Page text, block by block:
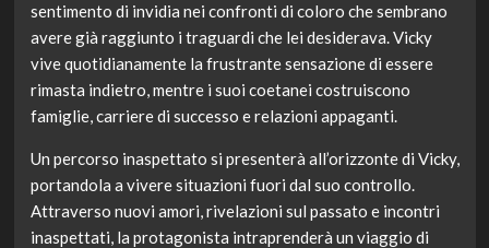
sentimento di invidia nei confronti di coloro che sembrano
avere già raggiunto i traguardi che lei desiderava. Vicky
vive quotidianamente la frustrante sensazione di essere
rimasta indietro, mentre i suoi coetanei costruiscono
famiglie, carriere di successo e relazioni appaganti.
Un percorso inaspettato si presenterà all’orizzonte di Vicky,
portandola a vivere situazioni fuori dal suo controllo.
Attraverso nuovi amori, rivelazioni sul passato e incontri
inaspettati, la protagonista intraprenderà un viaggio di